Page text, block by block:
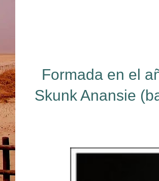
Formada en el
Skunk Anansie